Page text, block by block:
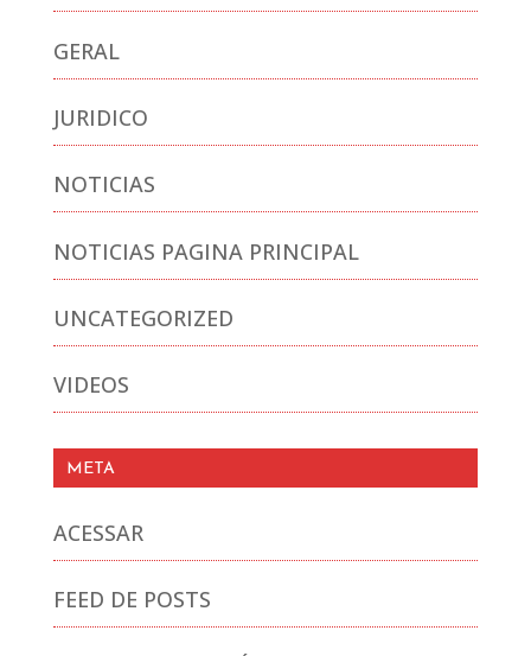
GERAL
JURIDICO
NOTICIAS
NOTICIAS PAGINA PRINCIPAL
UNCATEGORIZED
VIDEOS
META
ACESSAR
FEED DE POSTS